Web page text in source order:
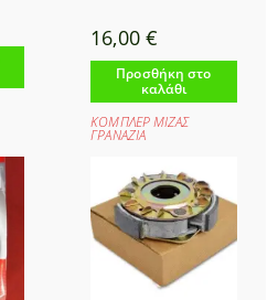
16,00 €
Προσθήκη στο
καλάθι
ΚΟΜΠΛΕΡ ΜΙΖΑΣ
ΓΡΑΝΑΖΙΑ